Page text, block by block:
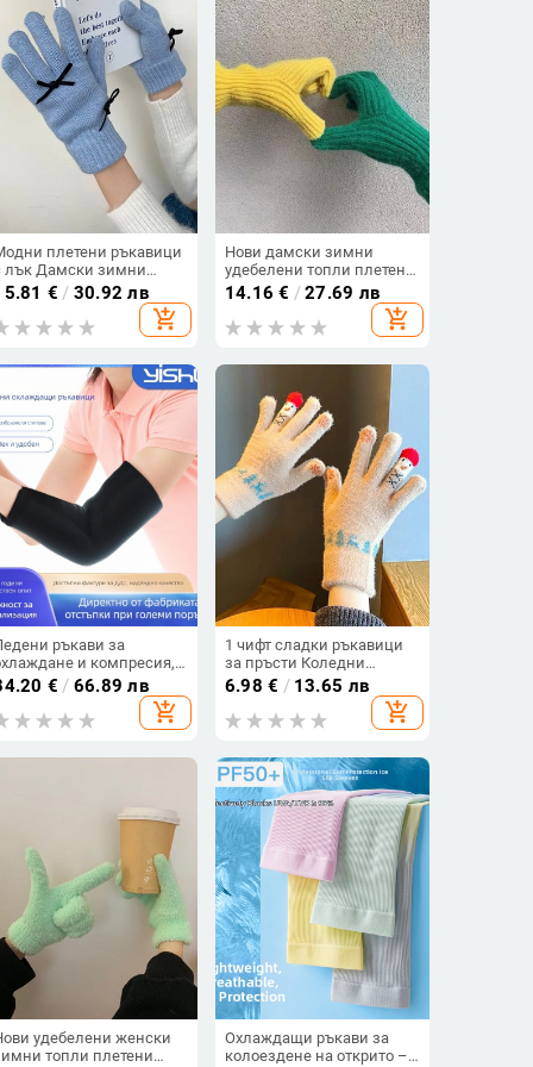
плетени ръкавици
лък Дамски зимни
Топли
ръкавици за езда Плътни
работни
ръкавици Y2k Harajuku
€ / 30.92 лв
add_shopping_cart
Нови дамски зимни
удебелени топли плетени
еластични ръкавици с
цял пръст Ръкавици за
ски на открито Y2k
ръкавици със сензорен
14.16 € /27.69 лв
add_shopping_cart
ръкави за
и компресия,
плетени с
Spandex/Lycra и Nylon 30%,
с половин пръсти,
€ / 66.89 лв
add_shopping_cart
1 чифт сладки ръкавици
за пръсти Коледни
плетени ръкавици
Удебелени топли
ръкавици за жени
Момичета Колоездене на
ръкавици Коледен
подарък
6.98 € / 13.65 лв
add_shopping_cart
удебелени женски
топли плетени
Охлаждащи ръкави за
колоездене на открито –